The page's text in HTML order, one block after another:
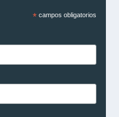
*campos obligatorios